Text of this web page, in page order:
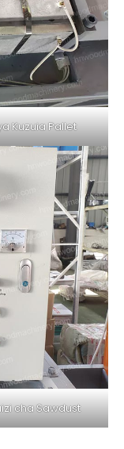
Kuzuia Pallet
cha Sawdust